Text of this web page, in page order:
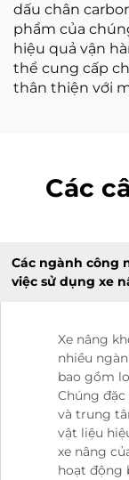
dấu chân
phẩm của
hiệu quả vận
thể cung cấp
thân thiện với
Các
Các ngành công
việc sử dụng xe
Xe nâng
nhiều
bao gồm
Chúng
và trung
vật liệu
xe nâng
hoạt động